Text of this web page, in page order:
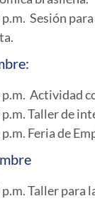
p.m. Sesión
p.m. Actividad
Taller de
Feria de
p.m. Taller